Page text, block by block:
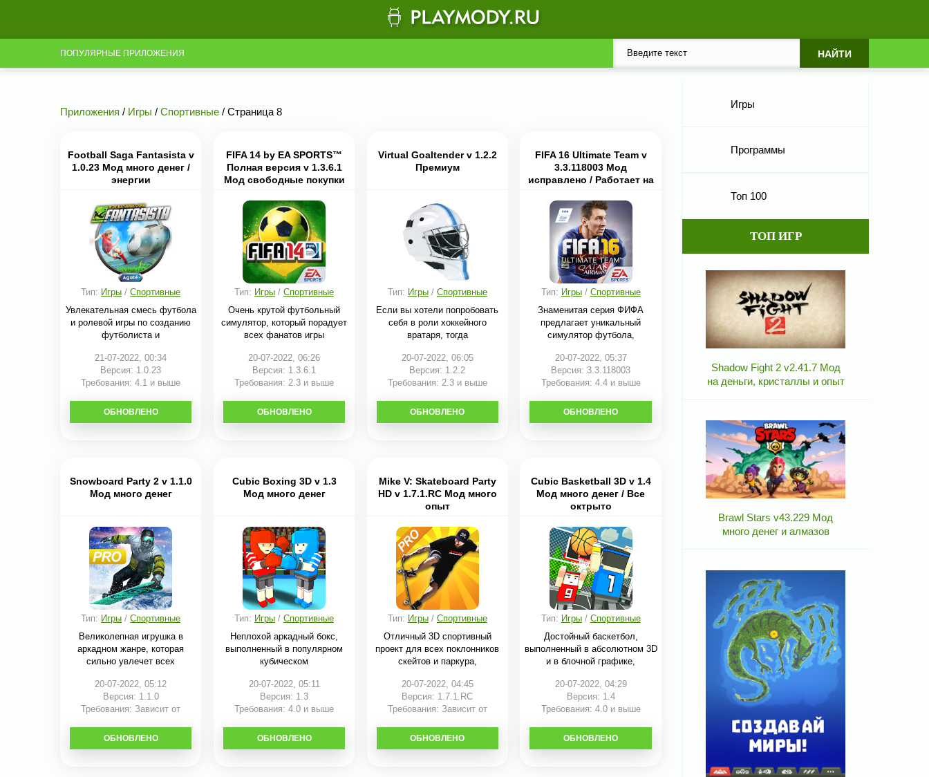
ПОПУЛЯРНЫЕ ПРИЛОЖЕНИЯ
Приложения / Игры / Спортивные / Страница 8
Football Saga Fantasista v
1.0.23 Мод много денег /
энергии
Тип: Игры /Спортивные
Увлекательная смесь футбола
и ролевой игры по созданию
футболиста и
21-07-2022, 00:34
Версия: 1.0.23
Требования: 4.1 и выше
СКАЧАТЬ
ОБНОВЛЕНО
FIFA 14 by EA SPORTS™
Полная версия v 1.3.6.1
Мод свободные покупки
Тип: Игры /Спортивные
Очень крутой футбольный
симулятор, который порадует
всех фанатов игры
20-07-2022, 06:26
Версия: 1.3.6.1
Требования: 2.3 и выше
СКАЧАТЬ
ОБНОВЛЕНО
Virtual Goaltender v 1.2.2
Премиум
Тип: Игры/ Спортивные
Если вы хотели попробовать
себя в роли хоккейного
вратаря, тогда
20-07-2022, 06:05
Версия: 1.2.2
Требования: 2.3 и выше
СКАЧАТЬ
ОБНОВЛЕНО
FIFA 16 Ultimate Team v
3.3.118003 Мод
исправлено / Работает на
Тип: Игры/ Спортивные
Знаменитая серия ФИФА
предлагает уникальный
симулятор футбола,
20-07-2022, 05:37
Версия: 3.3.118003
Требования: 4.4 и выше
СКАЧАТЬ
ОБНОВЛЕНО
Snowboard Party 2 v 1.1.0
Мод много денег
Тип: Игры /Спортивные
Великолепная игрушка в
аркадном жанре, которая
сильно увлечет всех
20-07-2022, 05:12
Версия: 1.1.0
Требования: Зависит от
СКАЧАТЬ
ОБНОВЛЕНО
Cubic Boxing 3D v 1.3
Мод много денег
Тип: Игры /Спортивные
Неплохой аркадный бокс,
выполненный в популярном
кубическом
20-07-2022, 05:11
Версия: 1.3
Требования: 4.0 и выше
СКАЧАТЬ
ОБНОВЛЕНО
Mike V: Skateboard Party
HD v 1.7.1.RC Мод много
опыт
Тип: Игры/ Спортивные
Отличный 3D спортивный
проект для всех поклонников
скейтов и паркура,
20-07-2022, 04:45
Версия: 1.7.1.RC
Требования: Зависит от
СКАЧАТЬ
ОБНОВЛЕНО
Cubic Basketball 3D v 1.4
Мод много денег / Все
октрыто
Тип: Игры/ Спортивные
Достойный баскетбол,
выполненный в абсолютном 3D
и в блочной графике,
20-07-2022, 04:29
Версия: 1.4
Требования: 4.0 и выше
СКАЧАТЬ
ОБНОВЛЕНО
Игры
Программы
Топ 100
ТОП ИГР
Shadow Fight 2 v2.41.7 Мод
на деньги, кристаллы и опыт
Brawl Stars v43.229 Мод
много денег и алмазов